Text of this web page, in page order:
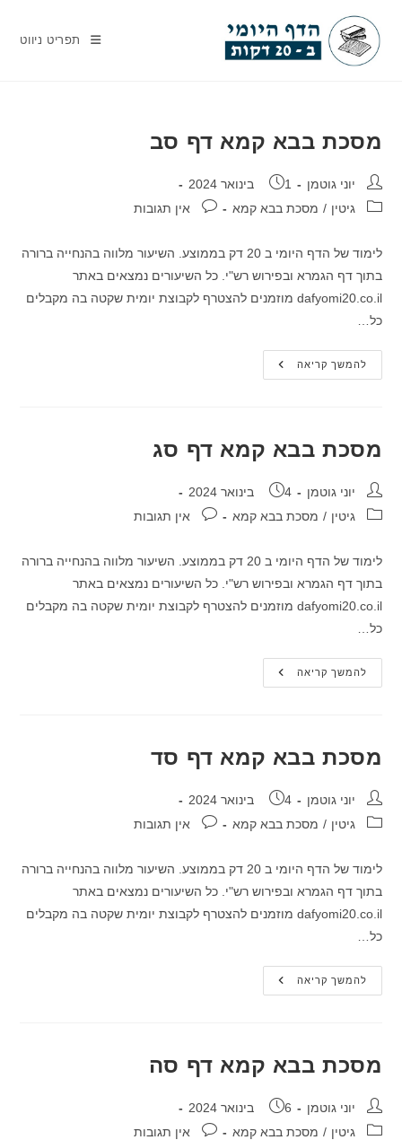
content
תפריט ניווט
מסכת בבא קמא דף סב
מחבר:יוני גוטמן פורסם:
1 בינואר 2024
קטגוריה:
גיטין / מסכת בבא קמא תגובות:אין תגובות
לימוד של הדף היומי ב 20 דק בממוצע. השיעור מלווה בהנחייה ברורה
בתוך דף הגמרא ובפירוש רש"י. כל השיעורים נמצאים באתר
dafyomi20.co.il מוזמנים להצטרף לקבוצת יומית שקטה בה מקבלים
כל…
להמשך קריאהמסכת
בבא
מסכת בבא קמא דף סג
מחבר:יוני גוטמן פורסם:
4 בינואר 2024
קטגוריה:
גיטין / מסכת בבא קמא תגובות:אין תגובות
לימוד של הדף היומי ב 20 דק בממוצע. השיעור מלווה בהנחייה ברורה
בתוך דף הגמרא ובפירוש רש"י. כל השיעורים נמצאים באתר
dafyomi20.co.il מוזמנים להצטרף לקבוצת יומית שקטה בה מקבלים
כל…
להמשך קריאהמסכת
בבא
מסכת בבא קמא דף סד
מחבר:יוני גוטמן פורסם:
4 בינואר 2024
קטגוריה:
גיטין / מסכת בבא קמא תגובות:אין תגובות
לימוד של הדף היומי ב 20 דק בממוצע. השיעור מלווה בהנחייה ברורה
בתוך דף הגמרא ובפירוש רש"י. כל השיעורים נמצאים באתר
dafyomi20.co.il מוזמנים להצטרף לקבוצת יומית שקטה בה מקבלים
כל…
להמשך קריאהמסכת
בבא
מסכת בבא קמא דף סה
מחבר:יוני גוטמן פורסם:
6 בינואר 2024
קטגוריה:
גיטין / מסכת בבא קמא תגובות:אין תגובות